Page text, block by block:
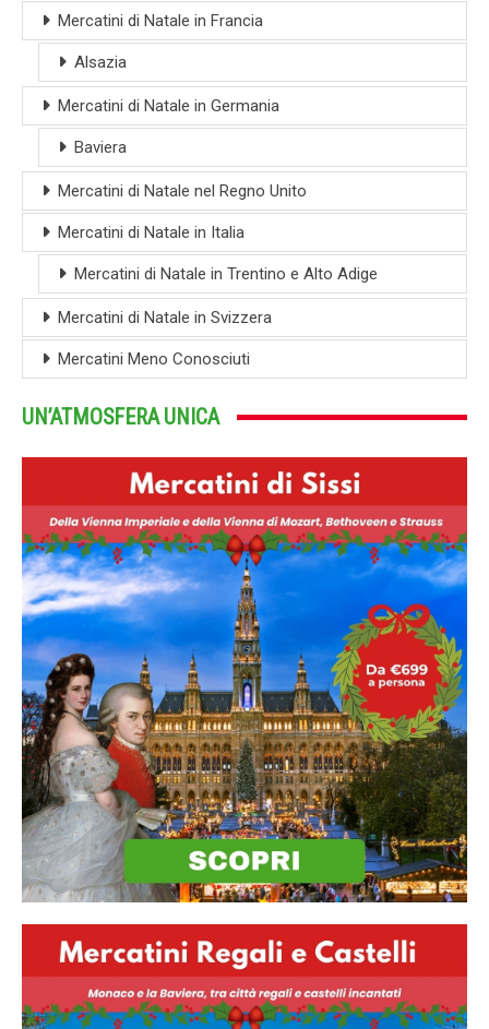
Mercatini di Natale in Francia
Alsazia
Mercatini di Natale in Germania
Baviera
Mercatini di Natale nel Regno Unito
Mercatini di Natale in Italia
Mercatini di Natale in Trentino e Alto Adige
Mercatini di Natale in Svizzera
Mercatini Meno Conosciuti
UN’ATMOSFERA UNICA